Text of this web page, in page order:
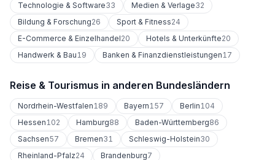
Technologie & Software33 Medien & Verlage32
Bildung & Forschung26 Sport & Fitness24
E-Commerce & Einzelhandel20 Hotels & Unterkünfte20
Handwerk & Bau19 Banken & Finanzdienstleistungen17
Reise & Tourismus in anderen Bundesländern
Nordrhein-Westfalen189 Bayern157 Berlin104
Hessen102 Hamburg88 Baden-Württemberg86
Sachsen57 Bremen31 Schleswig-Holstein30
Rheinland-Pfalz24 Brandenburg7